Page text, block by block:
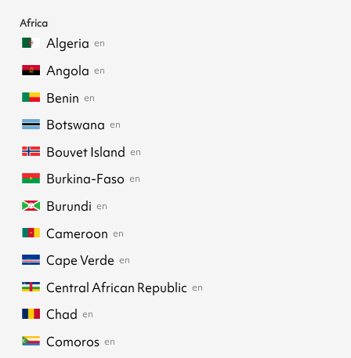
Africa
Algeria en
Angola en
Benin en
Botswana en
Bouvet Island en
Burkina-Faso en
Burundi en
Cameroon en
Cape Verde en
Central African Republic en
Chad en
Comoros en